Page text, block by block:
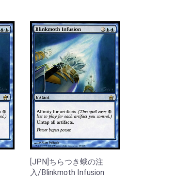
[JPN]ちらつき蛾の注
入/Blinkmoth Infusion